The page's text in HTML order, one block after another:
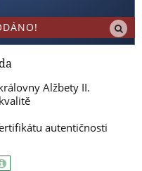
Alžbety II.
kvalitě
autentičnosti